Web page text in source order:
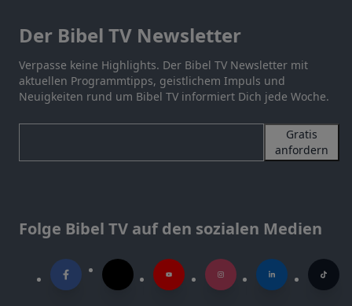
Der Bibel TV Newsletter
Verpasse keine Highlights. Der Bibel TV Newsletter mit
aktuellen Programmtipps, geistlichem Impuls und
Neuigkeiten rund um Bibel TV informiert Dich jede Woche.
Gratis
anfordern
Folge Bibel TV auf den sozialen Medien